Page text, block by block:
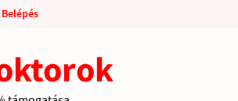
Belépés